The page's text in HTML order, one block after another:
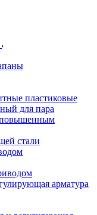
пластиковые
для пара
повышенным
стали
арматура